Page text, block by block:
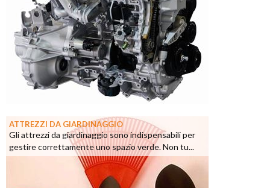
ATTREZZI DA GIARDINAGGIO
Gli attrezzi da giardinaggio sono indispensabili per
gestire correttamente uno spazio verde. Non tu...